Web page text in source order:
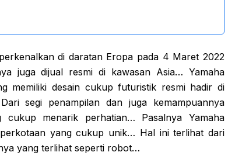
di daratan Eropa pada 4 Maret 2022
juga dijual resmi di kawasan Asia… Yamaha
memiliki desain cukup futuristik resmi hadir di
segi penampilan dan juga kemampuannya
cukup menarik perhatian… Pasalnya Yamaha
perkotaan yang cukup unik… Hal ini terlihat dari
yang terlihat seperti robot…